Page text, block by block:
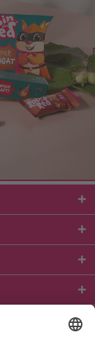
und ggf.